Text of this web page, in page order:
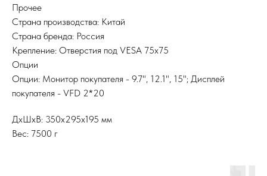
Прочее
Страна производства: Китай
Страна бренда: Россия
Крепление: Отверстия под VESA 75x75
Опции
Опции: Монитор покупателя - 9.7", 12.1", 15"; Дисплей
покупателя - VFD 2*20
ДxШxВ: 350x295x195 мм
Вес: 7500 г